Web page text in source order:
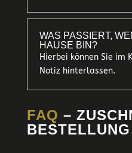
WAS PASSIERT,
HAUSE BIN?
Hierbei können Sie im
Notiz hinterlassen.
FAQ –
BESTELLUNG